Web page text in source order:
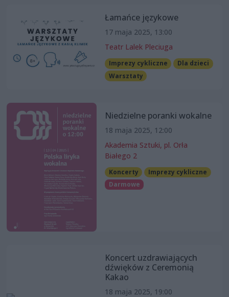
Łamańce językowe
17 maja 2025, 13:00
Teatr Lalek Pleciuga
Imprezy cykliczne
Dla dzieci
Warsztaty
Niedzielne poranki wokalne
18 maja 2025, 12:00
Akademia Sztuki, pl. Orła
Białego 2
Koncerty
Imprezy cykliczne
Darmowe
Koncert uzdrawiających
dźwięków z Ceremonią
Kakao
18 maja 2025, 19:00